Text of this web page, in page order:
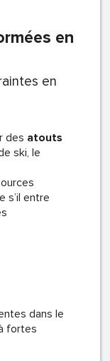
en
en
des atouts
ski, le
s’il entre
dans le
fortes